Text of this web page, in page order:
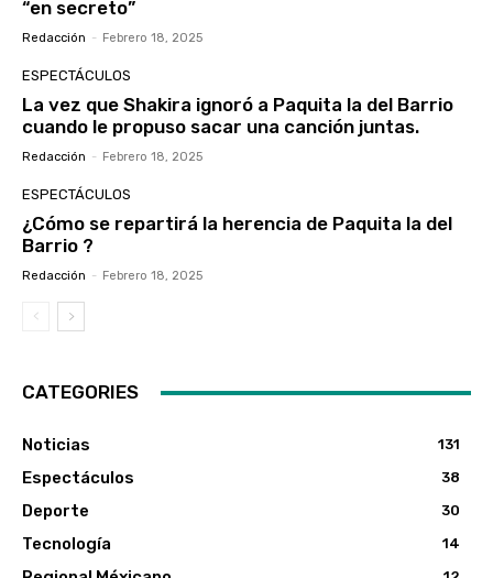
“en secreto”
Redacción - Febrero 18, 2025
ESPECTÁCULOS
La vez que Shakira ignoró a Paquita la del Barrio
cuando le propuso sacar una canción juntas.
Redacción - Febrero 18, 2025
ESPECTÁCULOS
¿Cómo se repartirá la herencia de Paquita la del
Barrio ?
Redacción - Febrero 18, 2025
CATEGORIES
Noticias 131
Espectáculos 38
Deporte 30
Tecnología 14